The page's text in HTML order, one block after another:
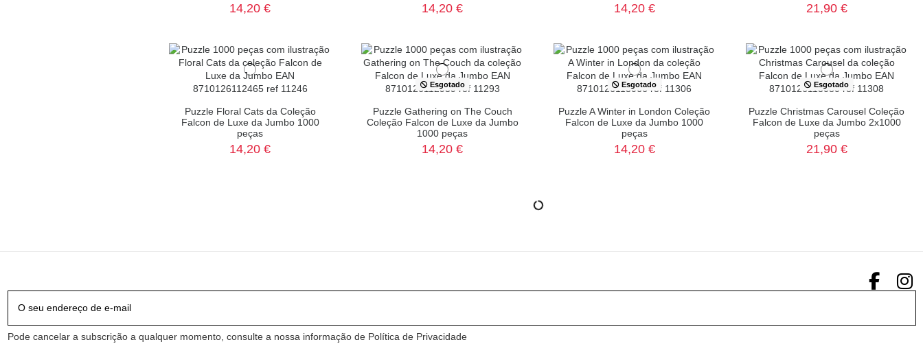
14,20 € 14,20 € 14,20 € 21,90 €
Puzzle Floral Cats da Coleção
Falcon de Luxe da Jumbo 1000
peças
14,20 €
Esgotado
Puzzle Gathering on The Couch
Coleção Falcon de Luxe da Jumbo
1000 peças
14,20 €
Esgotado
Puzzle A Winter in London Coleção
Falcon de Luxe da Jumbo 1000
peças
14,20 €
Esgotado
Puzzle Christmas Carousel Coleção
Falcon de Luxe da Jumbo 2x1000
peças
21,90 €
Pode cancelar a subscrição a qualquer momento, consulte a nossa informação de Política de Privacidade